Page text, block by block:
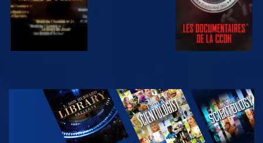
REGARDER
DÉCOUVRIR
LES SÉRIES